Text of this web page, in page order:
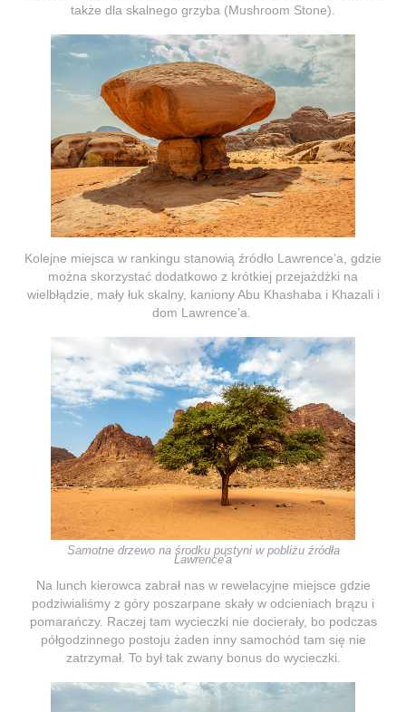
także dla skalnego grzyba (Mushroom Stone).
Kolejne miejsca w rankingu stanowią źródło Lawrence’a, gdzie
można skorzystać dodatkowo z krótkiej przejażdżki na
wielbłądzie, mały łuk skalny, kaniony Abu Khashaba i Khazali i
dom Lawrence’a.
Samotne drzewo na środku pustyni w pobliżu źródła
Lawrence'a
Na lunch kierowca zabrał nas w rewelacyjne miejsce gdzie
podziwialiśmy z góry poszarpane skały w odcieniach brązu i
pomarańczy. Raczej tam wycieczki nie docierały, bo podczas
półgodzinnego postoju żaden inny samochód tam się nie
zatrzymał. To był tak zwany bonus do wycieczki.